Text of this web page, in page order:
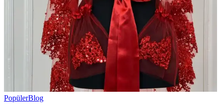
PopülerBlog